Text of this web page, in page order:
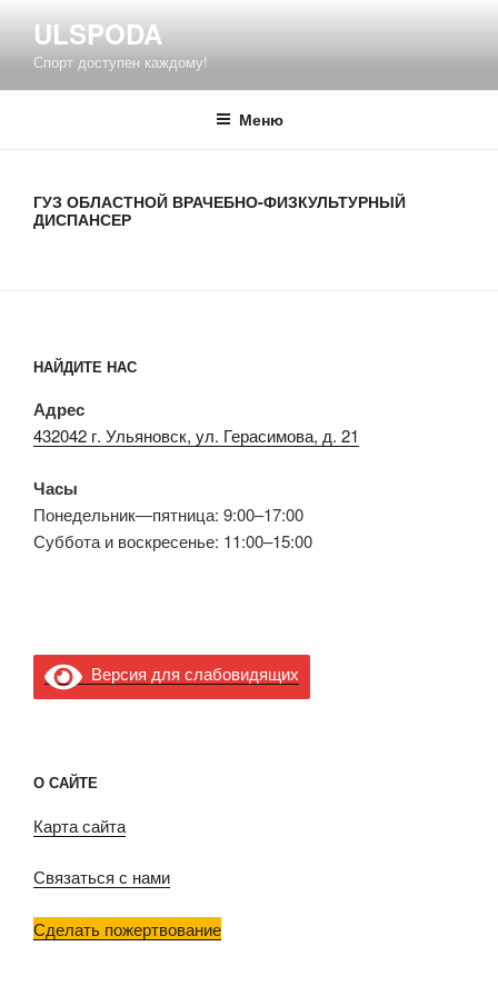
содержимому
ULSPODA
Спорт доступен каждому!
Меню
ГУЗ ОБЛАСТНОЙ ВРАЧЕБНО-ФИЗКУЛЬТУРНЫЙ
ДИСПАНСЕР
НАЙДИТЕ НАС
Адрес
432042 г. Ульяновск, ул. Герасимова, д. 21
Часы
Понедельник—пятница: 9:00–17:00
Суббота и воскресенье: 11:00–15:00
Версия для слабовидящих
О САЙТЕ
Карта сайта
Связаться с нами
Сделать пожертвование